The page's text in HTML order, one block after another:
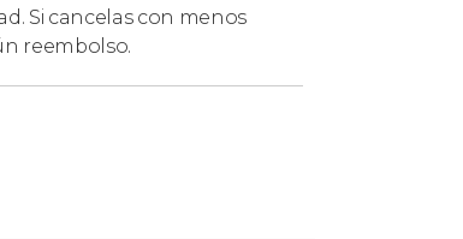
Si cancelas con menos
reembolso.